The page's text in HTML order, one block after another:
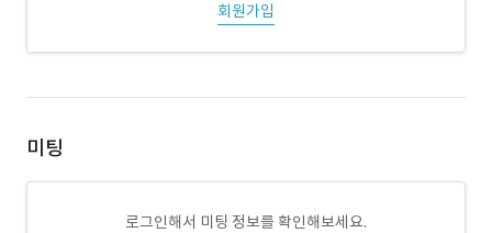
회원가입
미팅
로그인해서 미팅 정보를 확인해보세요.